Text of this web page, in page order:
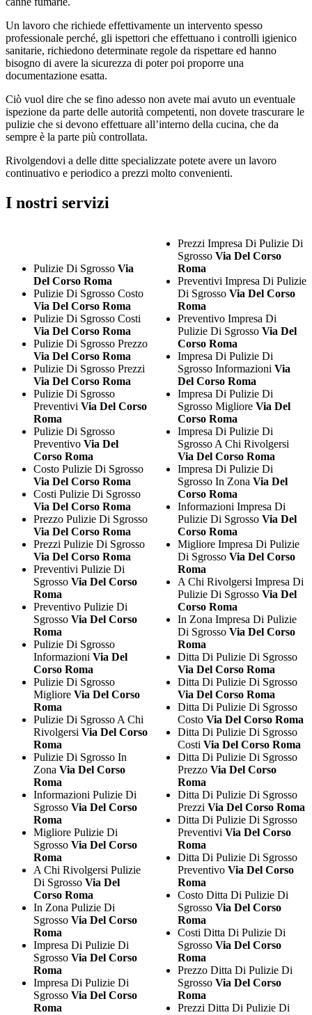
Un lavoro che richiede effettivamente un intervento spesso
professionale perché, gli ispettori che effettuano i controlli igienico
sanitarie, richiedono determinate regole da rispettare ed hanno
bisogno di avere la sicurezza di poter poi proporre una
documentazione esatta.
Ciò vuol dire che se fino adesso non avete mai avuto un eventuale
ispezione da parte delle autorità competenti, non dovete trascurare le
pulizie che si devono effettuare all’interno della cucina, che da
sempre è la parte più controllata.
Rivolgendovi a delle ditte specializzate potete avere un lavoro
continuativo e periodico a prezzi molto convenienti.
I nostri servizi
Pulizie Di Sgrosso Via
Del Corso Roma
Pulizie Di Sgrosso Costo
Via Del Corso Roma
Pulizie Di Sgrosso Costi
Via Del Corso Roma
Pulizie Di Sgrosso Prezzo
Via Del Corso Roma
Pulizie Di Sgrosso Prezzi
Via Del Corso Roma
Pulizie Di Sgrosso
Preventivi Via Del Corso
Roma
Pulizie Di Sgrosso
Preventivo Via Del
Corso Roma
Costo Pulizie Di Sgrosso
Via Del Corso Roma
Costi Pulizie Di Sgrosso
Via Del Corso Roma
Prezzo Pulizie Di Sgrosso
Via Del Corso Roma
Prezzi Pulizie Di Sgrosso
Via Del Corso Roma
Preventivi Pulizie Di
Sgrosso Via Del Corso
Roma
Preventivo Pulizie Di
Sgrosso Via Del Corso
Roma
Pulizie Di Sgrosso
Informazioni Via Del
Corso Roma
Pulizie Di Sgrosso
Migliore Via Del Corso
Roma
Pulizie Di Sgrosso A Chi
Rivolgersi Via Del Corso
Roma
Pulizie Di Sgrosso In
Zona Via Del Corso
Roma
Informazioni Pulizie Di
Sgrosso Via Del Corso
Roma
Migliore Pulizie Di
Sgrosso Via Del Corso
Roma
A Chi Rivolgersi Pulizie
Di Sgrosso Via Del
Corso Roma
In Zona Pulizie Di
Sgrosso Via Del Corso
Roma
Impresa Di Pulizie Di
Sgrosso Via Del Corso
Roma
Impresa Di Pulizie Di
Sgrosso Via Del Corso
Roma
Prezzi Impresa Di Pulizie Di
Sgrosso Via Del Corso
Roma
Preventivi Impresa Di Pulizie
Di Sgrosso Via Del Corso
Roma
Preventivo Impresa Di
Pulizie Di Sgrosso Via Del
Corso Roma
Impresa Di Pulizie Di
Sgrosso Informazioni Via
Del Corso Roma
Impresa Di Pulizie Di
Sgrosso Migliore Via Del
Corso Roma
Impresa Di Pulizie Di
Sgrosso A Chi Rivolgersi
Via Del Corso Roma
Impresa Di Pulizie Di
Sgrosso In Zona Via Del
Corso Roma
Informazioni Impresa Di
Pulizie Di Sgrosso Via Del
Corso Roma
Migliore Impresa Di Pulizie
Di Sgrosso Via Del Corso
Roma
A Chi Rivolgersi Impresa Di
Pulizie Di Sgrosso Via Del
Corso Roma
In Zona Impresa Di Pulizie
Di Sgrosso Via Del Corso
Roma
Ditta Di Pulizie Di Sgrosso
Via Del Corso Roma
Ditta Di Pulizie Di Sgrosso
Via Del Corso Roma
Ditta Di Pulizie Di Sgrosso
Costo Via Del Corso Roma
Ditta Di Pulizie Di Sgrosso
Costi Via Del Corso Roma
Ditta Di Pulizie Di Sgrosso
Prezzo Via Del Corso
Roma
Ditta Di Pulizie Di Sgrosso
Prezzi Via Del Corso Roma
Ditta Di Pulizie Di Sgrosso
Preventivi Via Del Corso
Roma
Ditta Di Pulizie Di Sgrosso
Preventivo Via Del Corso
Roma
Costo Ditta Di Pulizie Di
Sgrosso Via Del Corso
Roma
Costi Ditta Di Pulizie Di
Sgrosso Via Del Corso
Roma
Prezzo Ditta Di Pulizie Di
Sgrosso Via Del Corso
Roma
Prezzi Ditta Di Pulizie Di